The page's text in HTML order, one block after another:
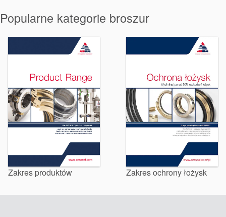
dławicowe
Systemy
wspomagające
uszczelnienia
Popularne kategorie broszur
Zakres produktów Zakres ochrony łożysk